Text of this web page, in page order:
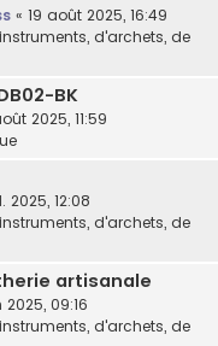
« 19 août 2025, 16:49
d'archets, de
BK
2025, 11:59
2025, 12:08
d'archets, de
artisanale
09:16
d'archets, de